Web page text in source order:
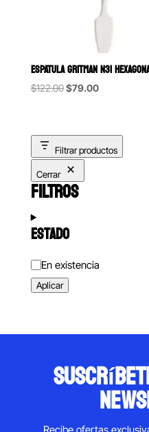
ESPATULA GRITMAN N31
$122.00Original
$122.00.
$79.00Current
$79.00.
Filtrar productos
Cerrar
FILTROS
ESTADO
Estado
En existencia
Aplicar
Recibe ofertas